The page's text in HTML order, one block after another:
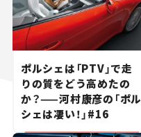
ポルシェは「PTV」で走
りの質をどう高めたの
か？——河村康彦の「ポル
シェは凄い！」#16